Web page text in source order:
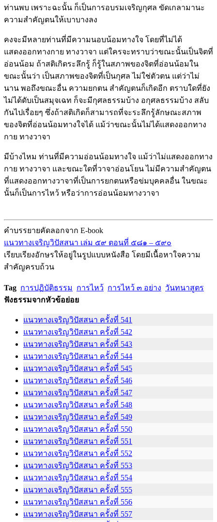
ท่านพบ เพราะฉะนั้น ก็เป็นการอบรมเจริญกุศล ขัดเกลามานะ
ความสำคัญตนให้เบาบางลง
คงจะมีหลายท่านที่มีความนอบน้อมทางใจ โดยที่ไม่ได้
แสดงออกทางกาย ทางวาจา แต่ใครจะทราบว่าขณะนั้นเป็นจิตที่
อ่อนน้อม ถ้าสติเกิดระลึกรู้ ก็รู้ในสภาพของจิตที่อ่อนน้อมใน
ขณะนั้นว่า เป็นสภาพของจิตที่เป็นกุศล ไม่ใช่ตัวตน แต่ว่าไม่
นาน พอถึงขณะอื่น ความยกตน สำคัญตนก็เกิดอีก ตราบใดที่ยัง
ไม่ได้ดับเป็นสมุจเฉท ก็จะมีกุศลธรรมบ้าง อกุศลธรรมบ้าง สลับ
กันไปเรื่อยๆ ซึ่งถ้าสติเกิดก็สามารถที่จะระลึกรู้ลักษณะสภาพ
ของจิตที่อ่อนน้อมทางใจได้ แม้ว่าขณะนั้นไม่ได้แสดงออกทาง
กาย ทางวาจา
มีบ้างไหม ท่านที่มีความอ่อนน้อมทางใจ แม้ว่าไม่แสดงออกทาง
กาย ทางวาจา และขณะใดที่วาจาอ่อนโยน ไม่มีความสำคัญตน
ที่แสดงออกทางวาจาที่เป็นการยกตนหรือข่มบุคคลอื่น ในขณะ
นั้นก็เป็นการไหว้ หรือว่าการอ่อนน้อมทางวาจา
คำบรรยายคัดลอกจาก E-book
แนวทางเจริญวิปัสสนา เล่ม ๕๙ ตอนที่ ๕๘๑ – ๕๙๐
เรียบเรียงอักษรให้อยู่ในรูปแบบหนังสือ โดยมีเนื้อหาใจความ
สำคัญครบถ้วน
Tag การปฏิบัติธรรม การไหว้ การไหว้ ๓ อย่าง วันทนาสูตร
ฟังธรรมจากหัวข้อย่อย
แนวทางเจริญวิปัสสนา ครั้งที่ 541
แนวทางเจริญวิปัสสนา ครั้งที่ 542
แนวทางเจริญวิปัสสนา ครั้งที่ 543
แนวทางเจริญวิปัสสนา ครั้งที่ 544
แนวทางเจริญวิปัสสนา ครั้งที่ 545
แนวทางเจริญวิปัสสนา ครั้งที่ 546
แนวทางเจริญวิปัสสนา ครั้งที่ 547
แนวทางเจริญวิปัสสนา ครั้งที่ 548
แนวทางเจริญวิปัสสนา ครั้งที่ 549
แนวทางเจริญวิปัสสนา ครั้งที่ 550
แนวทางเจริญวิปัสสนา ครั้งที่ 551
แนวทางเจริญวิปัสสนา ครั้งที่ 552
แนวทางเจริญวิปัสสนา ครั้งที่ 553
แนวทางเจริญวิปัสสนา ครั้งที่ 554
แนวทางเจริญวิปัสสนา ครั้งที่ 555
แนวทางเจริญวิปัสสนา ครั้งที่ 556
แนวทางเจริญวิปัสสนา ครั้งที่ 557